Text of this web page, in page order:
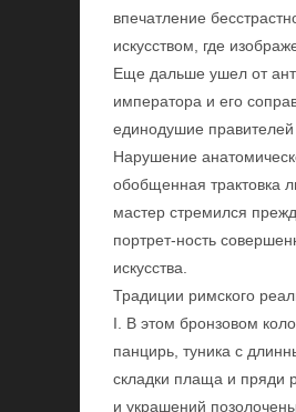
впечатление
искусством, где
Еще дальше ушел от
императора и его
единодушие правителей
Нарушение
обобщенная трактовка
мастер стремился
портрет-ность
искусства.
Традиции римского
I. В этом бронзовом
панцирь, туника с
складки плаща и пряди
и украшений